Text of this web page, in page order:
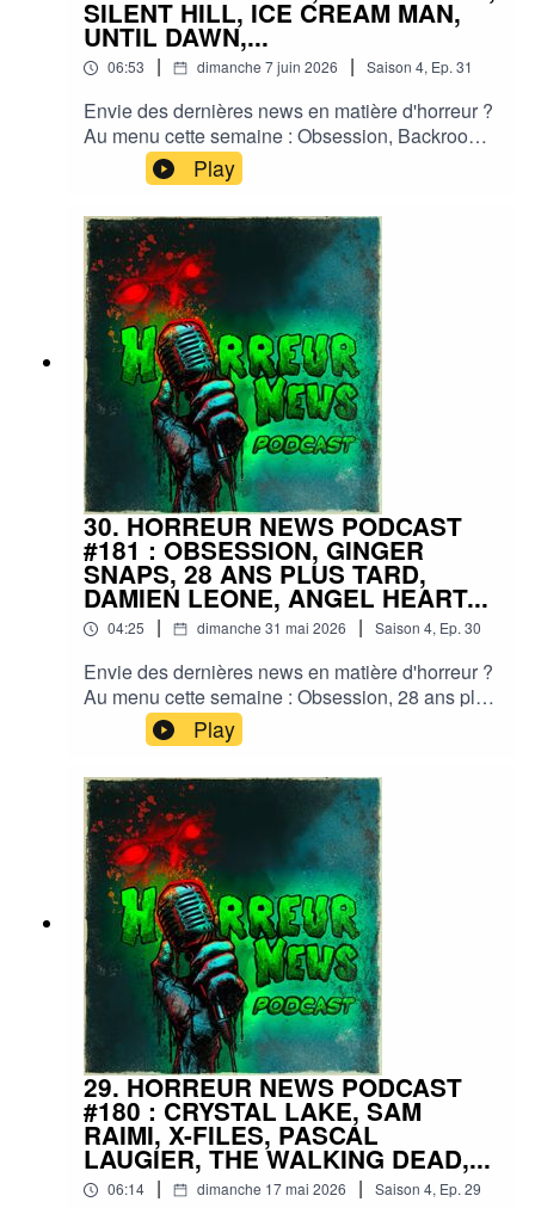
SILENT HILL, ICE CREAM MAN,
UNTIL DAWN,...
06:53 | dimanche 7 juin 2026 | Saison 4, Ep. 31
Envie des dernières news en matière d'horreur ?
Au menu cette semaine : Obsession, Backrooms,
Silent Hill, Ice cream man, Fall 2, Evil dead, Until
dawn... et plein d'autres actus !Sorties ciné,
séries, tv, streaming, vod, livres, jeux,
podcasts...Instagram :
horreurnewspodcastFacebook : Horreur
NewsYouTube : Horreur news podcastMe
soutenir via Tipeee : https://fr.tipeee.com/horreur-
news-podcast/Bonne écoute ;)#horreur #info
#fantastique #film #serie #jeuvideo #podcast
#streaming #horreurfrance #film #horreur
#PodcastAddict #PodcastHorreur
#CultureHorreur #HorreurFrancophone
#CinemaHorreur
Play
30. HORREUR NEWS PODCAST
#181 : OBSESSION, GINGER
SNAPS, 28 ANS PLUS TARD,
DAMIEN LEONE, ANGEL HEART...
04:25 | dimanche 31 mai 2026 | Saison 4, Ep. 30
Envie des dernières news en matière d'horreur ?
Au menu cette semaine : Obsession, 28 ans plus
tard, Ginger snaps, Damien Leone, Angel
heart,... et plein d'autres actus !Sorties ciné,
séries, tv, streaming, vod, livres, jeux,
podcasts...Instagram :
horreurnewspodcastFacebook : Horreur
NewsYouTube : Horreur news podcastMe
soutenir via Tipeee : https://fr.tipeee.com/horreur-
news-podcast/Bonne écoute ;)#horreur #info
#fantastique #film #serie #jeuvideo #podcast
#streaming #horreurfrance #film #horreur
#PodcastAddict #PodcastHorreur
#CultureHorreur #HorreurFrancophone
#CinemaHorreur
Play
29. HORREUR NEWS PODCAST
#180 : CRYSTAL LAKE, SAM
RAIMI, X-FILES, PASCAL
LAUGIER, THE WALKING DEAD,...
06:14 | dimanche 17 mai 2026 | Saison 4, Ep. 29